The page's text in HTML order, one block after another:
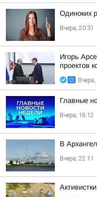
Одиноких
Вчера, 20:31
Игорь
проектов
Главные
Вчера, 18:12
В
Вчера, 22:11